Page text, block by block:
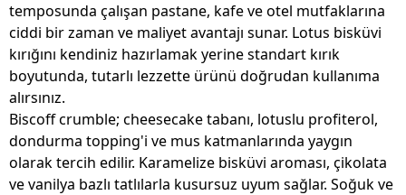
temposunda çalışan pastane, kafe ve otel mutfaklarına
ciddi bir zaman ve maliyet avantajı sunar. Lotus bisküvi
kırığını kendiniz hazırlamak yerine standart kırık
boyutunda, tutarlı lezzette ürünü doğrudan kullanıma
alırsınız.
Biscoff crumble; cheesecake tabanı, lotuslu profiterol,
dondurma topping'i ve mus katmanlarında yaygın
olarak tercih edilir. Karamelize bisküvi aroması, çikolata
ve vanilya bazlı tatlılarla kusursuz uyum sağlar. Soğuk ve